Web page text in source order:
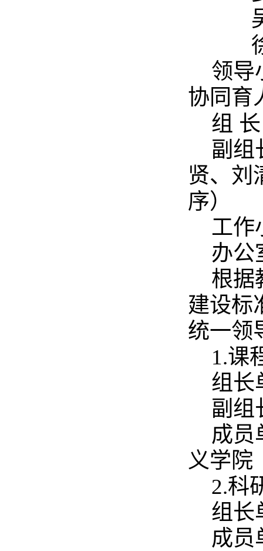
领导
协 同
组
副组
贤、刘
序）
工作
办公
根据
建设标
统一领
1.课
组长
副组
成员
义学院
2.科
组长
成员